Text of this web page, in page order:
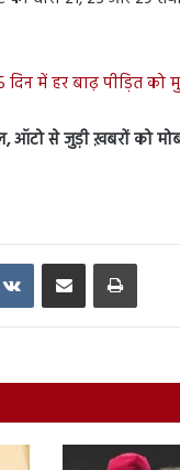
में हर बाढ़ पीड़ित को
ऑटो से जुड़ी ख़बरों को
VKontakteShare via Email Print